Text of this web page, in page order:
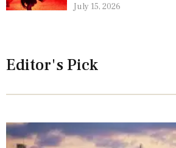
July 15, 2026
Editor's Pick